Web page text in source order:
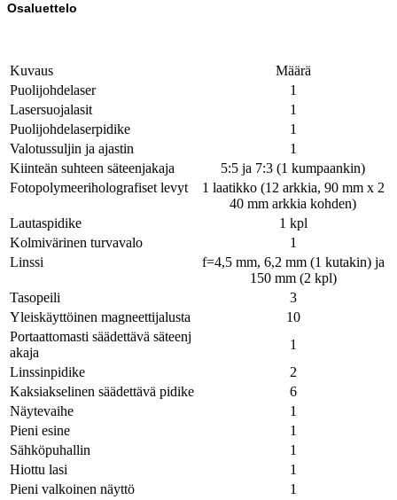
Osaluettelo
Kuvaus
Määrä
Puolijohdelaser
1
Lasersuojalasit
1
Puolijohdelaserpidike
1
Valotussuljin ja ajastin
1
Kiinteän suhteen säteenjakaja
5:5 ja 7:3 (1 kumpaankin)
Fotopolymeeriholografiset levyt
1 laatikko (12 arkkia, 90 mm x 2
40 mm arkkia kohden)
Lautaspidike
1 kpl
Kolmivärinen turvavalo
1
Linssi
f=4,5 mm, 6,2 mm (1 kutakin) ja
150 mm (2 kpl)
Tasopeili
3
Yleiskäyttöinen magneettijalusta
10
Portaattomasti säädettävä säteenj
akaja
1
Linssinpidike
2
Kaksiakselinen säädettävä pidike
6
Näytevaihe
1
Pieni esine
1
Sähköpuhallin
1
Hiottu lasi
1
Pieni valkoinen näyttö
1